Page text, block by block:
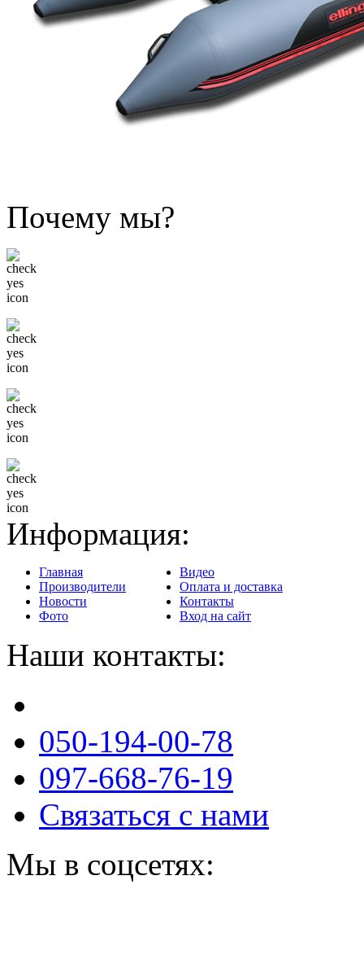
Почему мы?
Информация:
Главная
Производители
Новости
Фото
Видео
Оплата и доставка
Контакты
Вход на сайт
Наши контакты:
050-194-00-78
097-668-76-19
Связаться с нами
Мы в соцсетях: